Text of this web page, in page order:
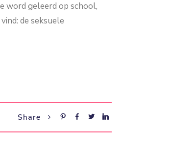
word geleerd op school,
de seksuele
Share